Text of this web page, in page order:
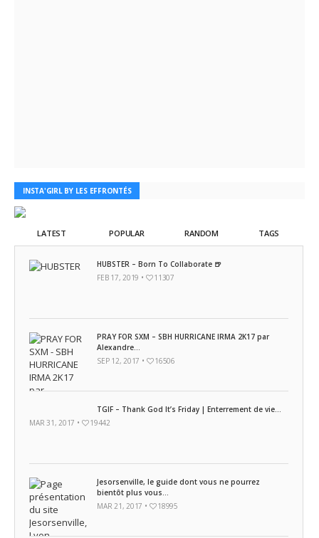
INSTA'GIRL BY LES EFFRONTÉS
LATEST POPULAR RANDOM TAGS
HUBSTER – Born To Collaborate 🍺
FEB 17, 2019 •
11307
PRAY FOR SXM – SBH HURRICANE IRMA 2K17 par
Alexandre...
SEP 12, 2017 •
16506
TGIF – Thank God It’s Friday | Enterrement de vie...
MAR 31, 2017 •
19442
Jesorsenville, le guide dont vous ne pourrez
bientôt plus vous...
MAR 21, 2017 •
18995